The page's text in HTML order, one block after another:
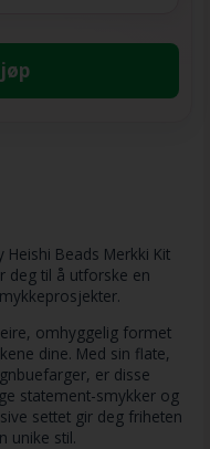
Heishi Beads Merkki Kit
deg til å utforske en
omhyggelig formet
dine. Med sin flate,
er disse
statement-smykker og
settet gir deg friheten
unike stil.